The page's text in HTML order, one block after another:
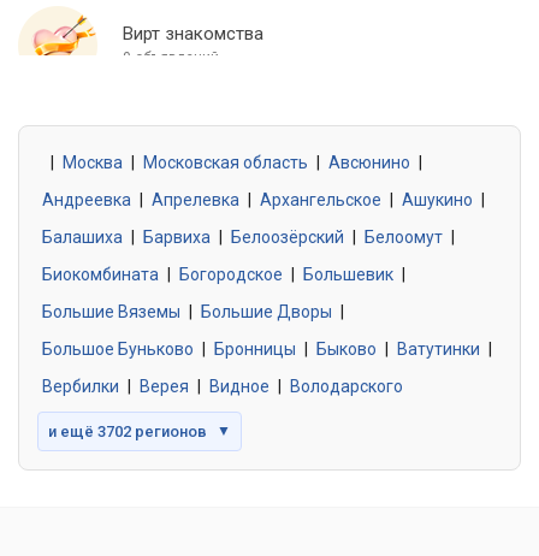
Вирт знакомства
0 объявлений
0 объявлений
Знакомства без обязательств
0 объявлений
Москва Московская область Авсюнино
Андреевка
Апрелевка Архангельское Ашукино
Балашиха
Барвиха Белоозёрский Белоомут
Биокомбината
Богородское Большевик
Большие Вяземы
Большие Дворы
Большое Буньково
Бронницы Быково Ватутинки
Вербилки
Верея Видное Володарского
и ещё 3702 регионов ▼